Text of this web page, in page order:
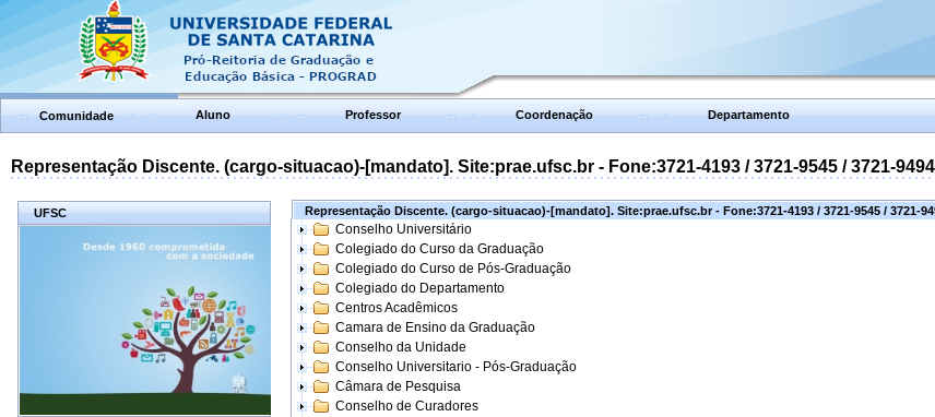
Comunidade Aluno Professor Coordenação Departamento
Representação Discente. (cargo-situacao)-[mandato]. Site:prae.ufsc.br - Fone:3721-4193 / 3721-9545 / 3721-
UFSC Representação Discente. (cargo-situacao)-[mandato]. Site:prae.ufsc.br - Fone:3721-4193 / 3721-9545 / 3721-
Conselho Universitário
Colegiado do Curso da Graduação
Colegiado do Curso de Pós-Graduação
Colegiado do Departamento
Centros Acadêmicos
Camara de Ensino da Graduação
Conselho da Unidade
Conselho Universitario - Pós-Graduação
Câmara de Pesquisa
Conselho de Curadores